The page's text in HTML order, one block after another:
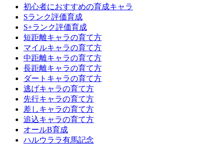
初心者におすすめの育成キャラ
Sランク評価育成
S+ランク評価育成
短距離キャラの育て方
マイルキャラの育て方
中距離キャラの育て方
長距離キャラの育て方
ダートキャラの育て方
逃げキャラの育て方
先行キャラの育て方
差しキャラの育て方
追込キャラの育て方
オールB育成
ハルウララ有馬記念